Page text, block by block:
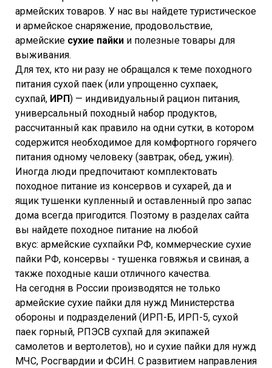
армейских товаров. У нас вы найдете туристическое
и армейское снаряжение, продовольствие,
армейские сухие пайки и полезные товары для
выживания.
Для тех, кто ни разу не обращался к теме походного
питания сухой паек (или упрощенно сухпаек,
сухпай, ИРП) — индивидуальный рацион питания,
универсальный походный набор продуктов,
рассчитанный как правило на одни сутки, в котором
содержится необходимое для комфортного горячего
питания одному человеку (завтрак, обед, ужин).
Иногда люди предпочитают комплектовать
походное питание из консервов и сухарей, да и
ящик тушенки купленный и оставленный про запас
дома всегда пригодится. Поэтому в разделах сайта
вы найдете походное питание на любой
вкус: армейские сухпайки РФ, коммерческие сухие
пайки РФ, консервы - тушенка говяжья и свиная, а
также походные каши отличного качества.
На сегодня в России производятся не только
армейские сухие пайки для нужд Министерства
обороны и подразделений (ИРП-Б, ИРП-5, сухой
паек горный, РПЭСВ сухпай для экипажей
самолетов и вертолетов), но и сухие пайки для нужд
МЧС, Росгвардии и ФСИН. С развитием направления